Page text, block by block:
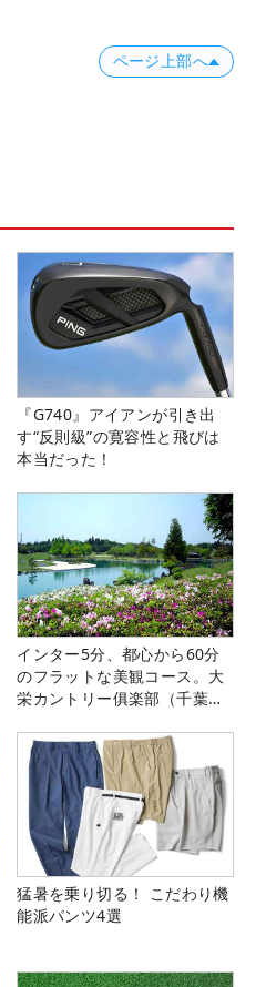
ページ上部へ
『G740』アイアンが引き出
す“反則級”の寛容性と飛びは
本当だった！
インター5分、都心から60分
のフラットな美観コース。大
栄カントリー俱楽部（千葉
猛暑を乗り切る！ こだわり機
能派パンツ4選